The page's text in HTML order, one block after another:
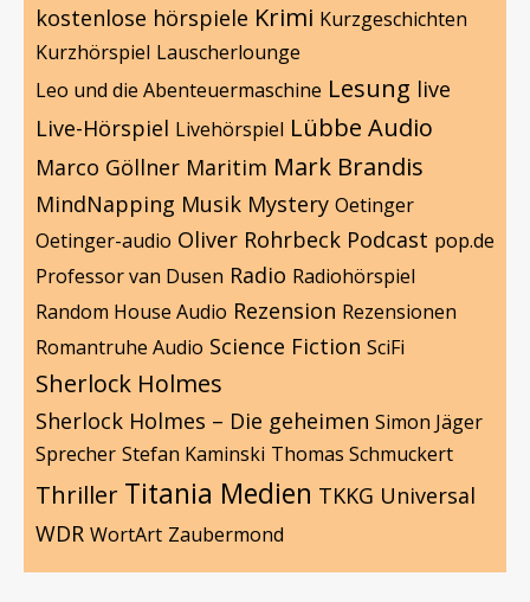
kostenlose hörspiele Krimi Kurzgeschichten
Kurzhörspiel Lauscherlounge
Leo und die Abenteuermaschine Lesung live
Live-Hörspiel Livehörspiel Lübbe Audio
Marco Göllner Maritim Mark Brandis
MindNapping Musik Mystery Oetinger
Oetinger-audio Oliver Rohrbeck Podcast pop.de
Professor van Dusen Radio Radiohörspiel
Random House Audio Rezension Rezensionen
Romantruhe Audio Science Fiction SciFi
Sherlock Holmes
Sherlock Holmes – Die geheimen Simon Jäger
Sprecher Stefan Kaminski Thomas Schmuckert
Thriller Titania Medien TKKG Universal
WDR WortArt Zaubermond